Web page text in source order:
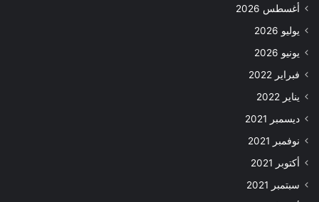
أغسطس 2026
يوليو 2026
يونيو 2026
فبراير 2022
يناير 2022
ديسمبر 2021
نوفمبر 2021
أكتوبر 2021
سبتمبر 2021